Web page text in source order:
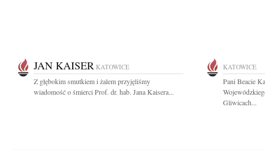
JAN KAISER KATOWICE
Z głębokim smutkiem i żalem przyjęliśmy
wiadomość o śmierci Prof. dr. hab. Jana Kaisera...
KATOWICE
Pani Beacie
Gliwicach...